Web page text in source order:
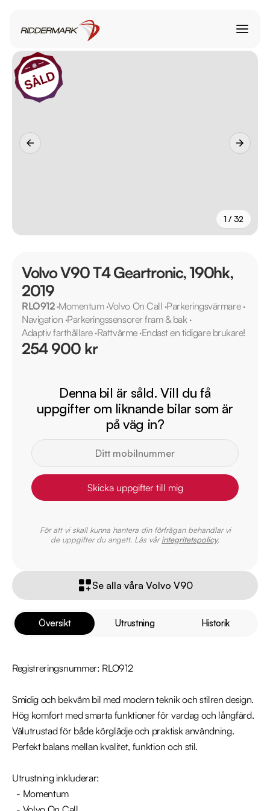
1 / 32
Översikt Utrustning Historik
Registreringsnummer: RLO912
Smidig och bekväm bil med modern teknik och stilren design.
Hög komfort med smarta funktioner för vardag och långfärd.
Välutrustad för både körglädje och praktisk användning.
Perfekt balans mellan kvalitet, funktion och stil.
Utrustning inkluderar:
Volvo V90 T4 Geartronic, 190hk,
2019
RLO912·Momentum·Volvo On Call ·Parkeringsvärmare·
Navigation ·Parkeringssensorer fram & bak·
Adaptiv farthållare·Rattvärme·Endast en tidigare brukare!
254 900 kr
Denna bil är såld. Vill du få
uppgifter om liknande bilar som är
på väg in?
Skicka uppgifter till mig
För att vi skall kunna hantera din förfrågan behandlar vi
de uppgifter du angett. Läs vårintegritetspolicy.
Se alla våra Volvo V90